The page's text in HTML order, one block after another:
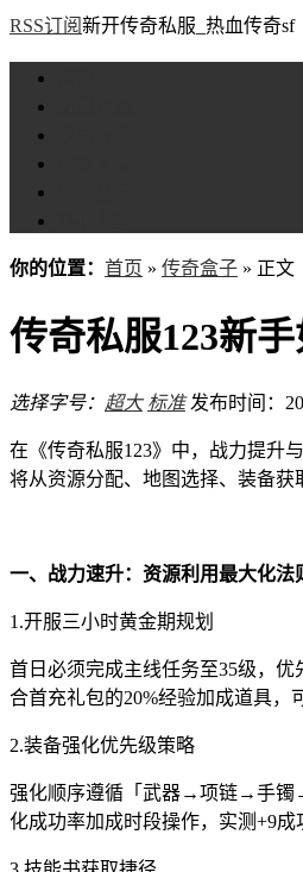
RSS订阅新开传奇私服_热血传奇sf
你的位置： 首页 » 传奇盒子 » 正文
传奇私服123新
选择字号： 超大 标准 发布时间：
在《传奇私服123》中，战力提升
将从资源分配、地图选择、装备获
一、战力速升：资源利用最大化法
1.开服三小时黄金期规划
首日必须完成主线任务至35级，
合首充礼包的20%经验加成道具，
2.装备强化优先级策略
强化顺序遵循「武器→项链→手镯→
化成功率加成时段操作，实测+9成